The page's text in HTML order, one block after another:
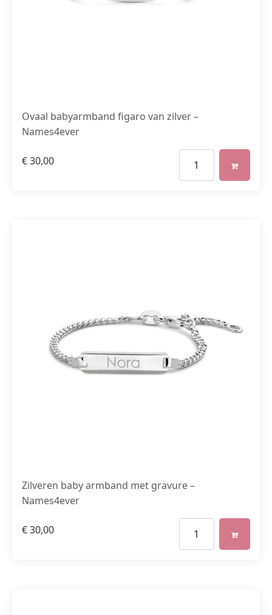
Ovaal babyarmband figaro van zilver –
Names4ever
€30,00
Zilveren baby armband met gravure –
Names4ever
€30,00